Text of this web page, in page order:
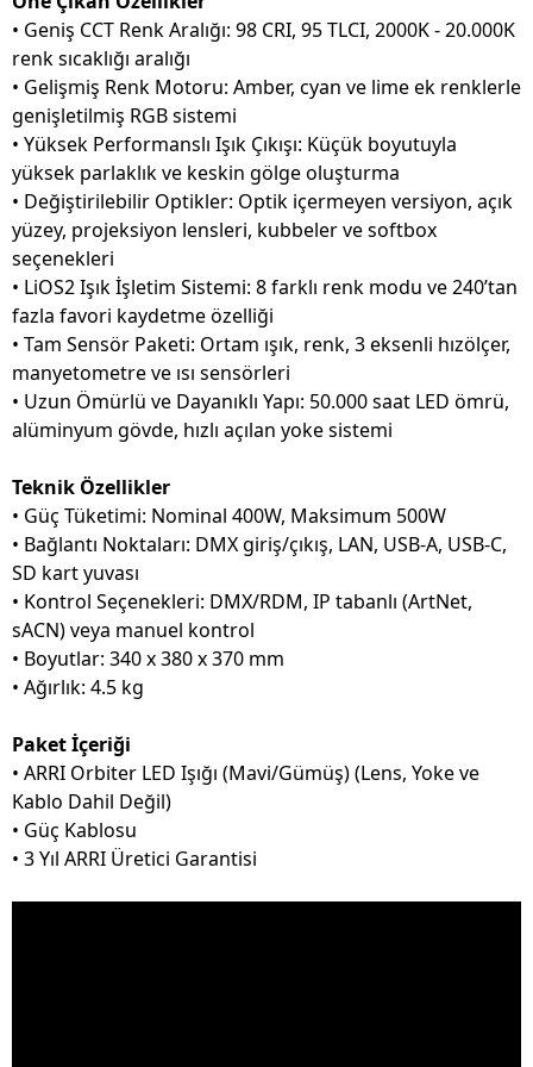
• Geniş CCT Renk Aralığı: 98 CRI, 95 TLCI, 2000K - 20.000K
renk sıcaklığı aralığı
• Gelişmiş Renk Motoru: Amber, cyan ve lime ek renklerle
genişletilmiş RGB sistemi
• Yüksek Performanslı Işık Çıkışı: Küçük boyutuyla
yüksek parlaklık ve keskin gölge oluşturma
• Değiştirilebilir Optikler: Optik içermeyen versiyon, açık
yüzey, projeksiyon lensleri, kubbeler ve softbox
seçenekleri
• LiOS2 Işık İşletim Sistemi: 8 farklı renk modu ve 240’tan
fazla favori kaydetme özelliği
• Tam Sensör Paketi: Ortam ışık, renk, 3 eksenli hızölçer,
manyetometre ve ısı sensörleri
• Uzun Ömürlü ve Dayanıklı Yapı: 50.000 saat LED ömrü,
alüminyum gövde, hızlı açılan yoke sistemi
Teknik Özellikler
• Güç Tüketimi: Nominal 400W, Maksimum 500W
• Bağlantı Noktaları: DMX giriş/çıkış, LAN, USB-A, USB-C,
SD kart yuvası
• Kontrol Seçenekleri: DMX/RDM, IP tabanlı (ArtNet,
sACN) veya manuel kontrol
• Boyutlar: 340 x 380 x 370 mm
• Ağırlık: 4.5 kg
Paket İçeriği
• ARRI Orbiter LED Işığı (Mavi/Gümüş) (Lens, Yoke ve
Kablo Dahil Değil)
• Güç Kablosu
• 3 Yıl ARRI Üretici Garantisi